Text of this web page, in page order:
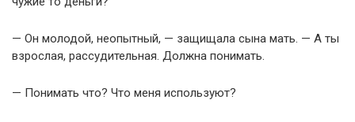
— Он молодой, неопытный, — защищала сына мать. — А ты
взрослая, рассудительная. Должна понимать.
— Понимать что? Что меня используют?